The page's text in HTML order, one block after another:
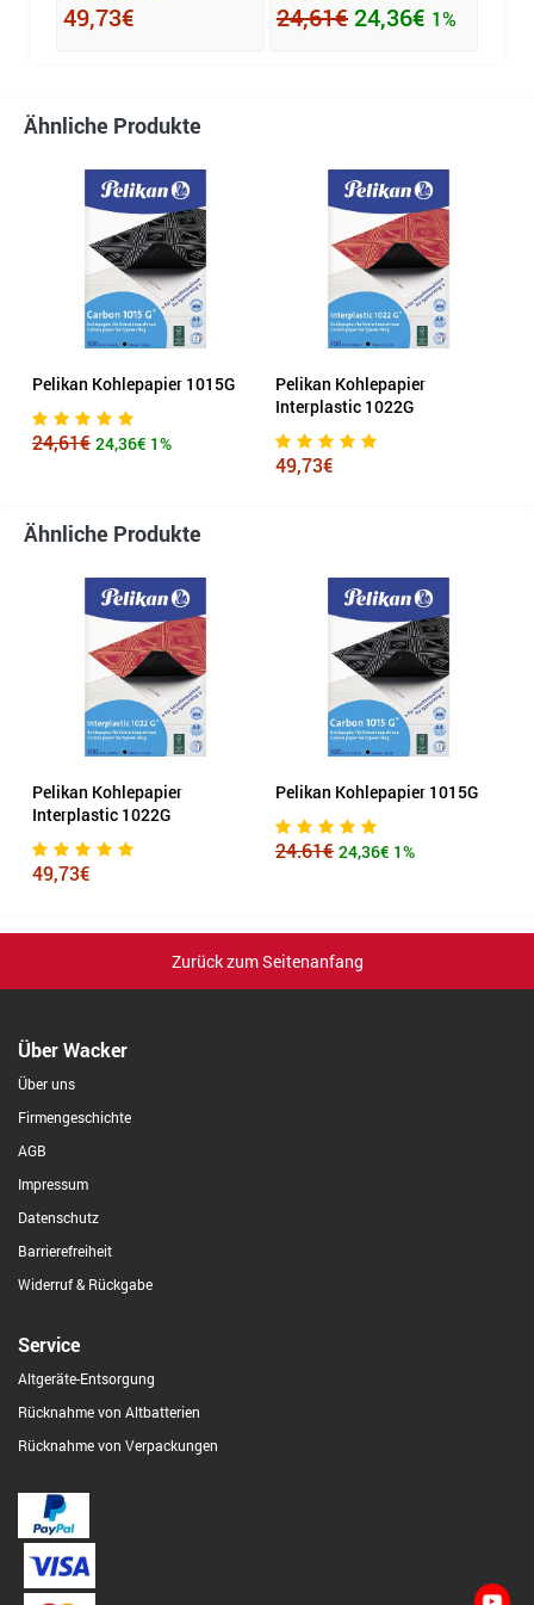
49,73€ 24,61€ 24,36€ 1%
Ähnliche Produkte
Pelikan Kohlepapier 1015G
24,61€ 24,36€ 1%
Pelikan Kohlepapier
Interplastic 1022G
49,73€
Ähnliche Produkte
Pelikan Kohlepapier
Interplastic 1022G
49,73€
Pelikan Kohlepapier 1015G
24.61€ 24,36€ 1%
Zurück zum Seitenanfang
Über Wacker
Über uns
Firmengeschichte
AGB
Impressum
Datenschutz
Barrierefreiheit
Widerruf & Rückgabe
Service
Altgeräte-Entsorgung
Rücknahme von Altbatterien
Rücknahme von Verpackungen